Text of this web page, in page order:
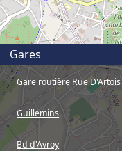
Gares
Gare routière Rue D'Artois
Guillemins
Bd d'Avroy